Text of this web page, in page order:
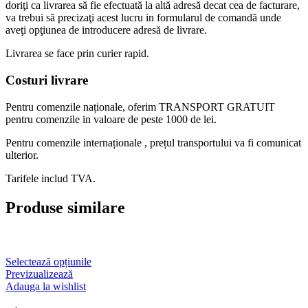
doriţi ca livrarea să fie efectuată la altă adresă decat cea de facturare,
va trebui să precizaţi acest lucru in formularul de comandă unde
aveţi opţiunea de introducere adresă de livrare.
Livrarea se face prin curier rapid.
Costuri livrare
Pentru comenzile naționale, oferim TRANSPORT GRATUIT
pentru comenzile in valoare de peste 1000 de lei.
Pentru comenzile internaționale , prețul transportului va fi comunicat
ulterior.
Tarifele includ TVA.
Produse similare
Selectează opțiunileAcest
Previzualizează
Adauga la wishlist